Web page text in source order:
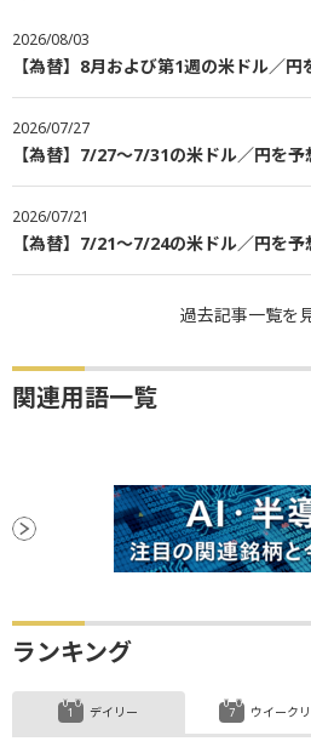
2026/08/03
【為替】8月および第1週の米ドル／円
2026/07/27
【為替】7/27～7/31の米ドル／円を予
2026/07/21
【為替】7/21～7/24の米ドル／円を予
過去記事一覧を
関連用語一覧
ランキング
デイリー ウイーク